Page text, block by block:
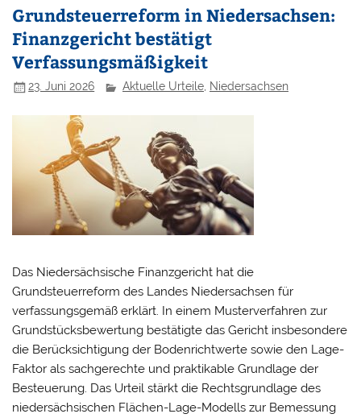
Grundsteuerreform in Niedersachsen:
Finanzgericht bestätigt
Verfassungsmäßigkeit
23. Juni 2026 Aktuelle Urteile, Niedersachsen
Das Niedersächsische Finanzgericht hat die
Grundsteuerreform des Landes Niedersachsen für
verfassungsgemäß erklärt. In einem Musterverfahren zur
Grundstücksbewertung bestätigte das Gericht insbesondere
die Berücksichtigung der Bodenrichtwerte sowie den Lage-
Faktor als sachgerechte und praktikable Grundlage der
Besteuerung. Das Urteil stärkt die Rechtsgrundlage des
niedersächsischen Flächen-Lage-Modells zur Bemessung